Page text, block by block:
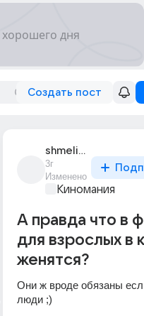
Создать пост
shmelik_2
3г
Изменено
Киномания
А правда что в
для взрослых в
женятся?
Они ж вроде обязаны
люди ;)